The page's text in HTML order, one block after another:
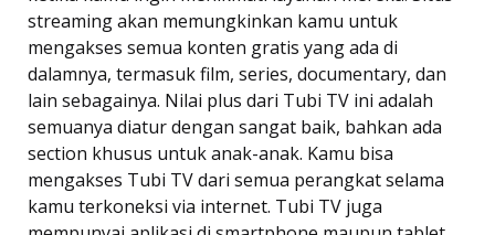
streaming akan memungkinkan kamu untuk
mengakses semua konten gratis yang ada di
dalamnya, termasuk film, series, documentary, dan
lain sebagainya. Nilai plus dari Tubi TV ini adalah
semuanya diatur dengan sangat baik, bahkan ada
section khusus untuk anak-anak. Kamu bisa
mengakses Tubi TV dari semua perangkat selama
kamu terkoneksi via internet. Tubi TV juga